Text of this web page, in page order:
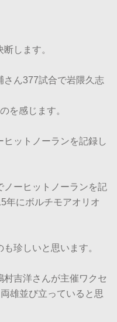
します。
さん377試合で岩隈久志
を感じます。
ットノーランを記録し
ノーヒットノーランを記
年にボルチモアオリオ
珍しいと思います。
村吉洋さんが主催ワクセ
雄並び立っていると思